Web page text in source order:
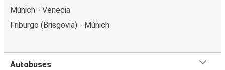
Múnich - Venecia
Friburgo (Brisgovia) - Múnich
Autobuses